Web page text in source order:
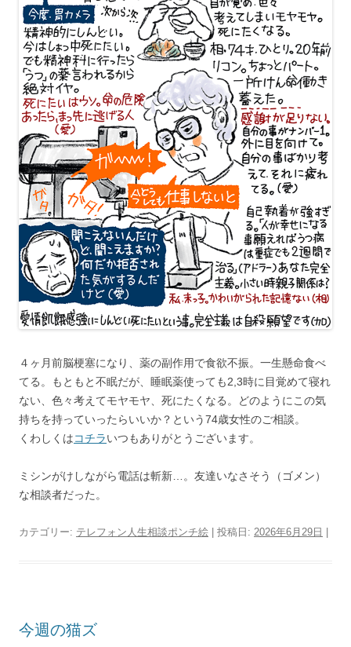
４ヶ月前脳梗塞になり、薬の副作用で食欲不振。一生懸命食べ
てる。もともと不眠だが、睡眠薬使っても2,3時に目覚めて寝れ
ない、色々考えてモヤモヤ、死にたくなる。どのようにこの気
持ちを持っていったらいいか？という74歳女性のご相談。
くわしくはコチラいつもありがとうございます。
ミシンがけしながら電話は斬新…。友達いなさそう（ゴメン）
な相談者だった。
カテゴリー: テレフォン人生相談ポンチ絵 | 投稿日: 2026年6月29日 |
今週の猫ズ